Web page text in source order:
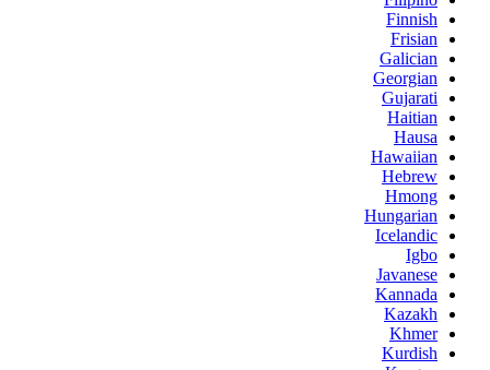
Finnish
Frisian
Galician
Georgian
Gujarati
Haitian
Hausa
Hawaiian
Hebrew
Hmong
Hungarian
Icelandic
Igbo
Javanese
Kannada
Kazakh
Khmer
Kurdish